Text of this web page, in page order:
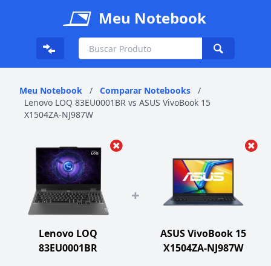
Meu Notebook
Meu Notebook / Comparar Notebooks
/
Lenovo LOQ 83EU0001BR vs ASUS VivoBook 15
X1504ZA-NJ987W
Lenovo LOQ
83EU0001BR
+
ASUS VivoBook 15
X1504ZA-NJ987W